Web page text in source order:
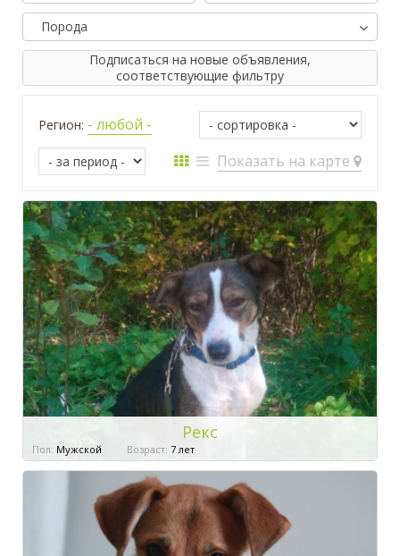
Порода
Подписаться на новые объявления,
соответствующие фильтру
Регион: - любой -
Показать на карте
Рекс
Пол: Мужской Возраст: 7 лет